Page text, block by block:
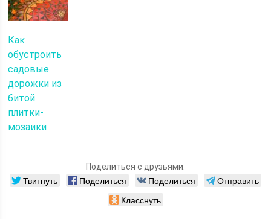
Как
обустроить
садовые
дорожки из
битой
плитки-
мозаики
Поделиться с друзьями:
Твитнуть Поделиться Поделиться
Отправить
Класснуть